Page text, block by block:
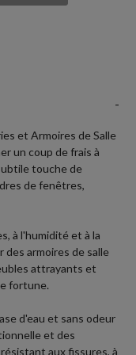
-
et Armoires de Salle
un coup de frais à
touche de
de fenêtres,
à l'humidité et à la
armoires de salle
attrayants et
fortune.
d'eau et sans odeur
et des
aux fissures, à